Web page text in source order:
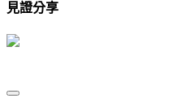
見證分享